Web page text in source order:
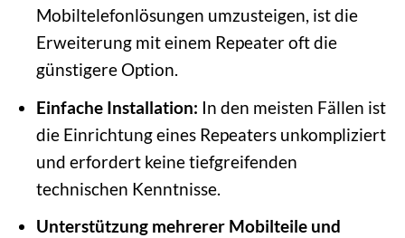
Mobiltelefonlösungen umzusteigen, ist die
Erweiterung mit einem Repeater oft die
günstigere Option.
Einfache Installation: In den meisten Fällen ist
die Einrichtung eines Repeaters unkompliziert
und erfordert keine tiefgreifenden
technischen Kenntnisse.
Unterstützung mehrerer Mobilteile und